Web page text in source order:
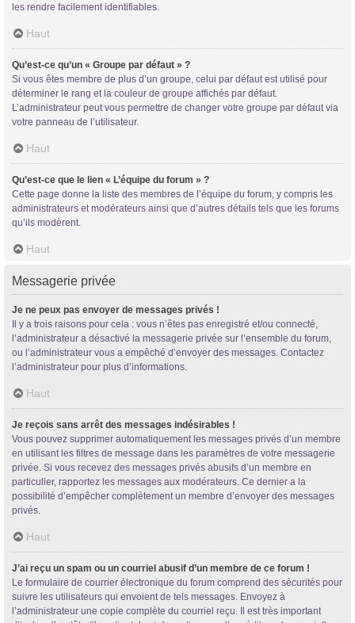
les rendre facilement identifiables.
Haut
Qu’est-ce qu’un « Groupe par défaut » ?
Si vous êtes membre de plus d’un groupe, celui par défaut est utilisé pour
déterminer le rang et la couleur de groupe affichés par défaut.
L’administrateur peut vous permettre de changer votre groupe par défaut via
votre panneau de l’utilisateur.
Haut
Qu’est-ce que le lien « L’équipe du forum » ?
Cette page donne la liste des membres de l’équipe du forum, y compris les
administrateurs et modérateurs ainsi que d’autres détails tels que les forums
qu’ils modèrent.
Haut
Messagerie privée
Je ne peux pas envoyer de messages privés !
Il y a trois raisons pour cela : vous n’êtes pas enregistré et/ou connecté,
l’administrateur a désactivé la messagerie privée sur l’ensemble du forum,
ou l’administrateur vous a empêché d’envoyer des messages. Contactez
l’administrateur pour plus d’informations.
Haut
Je reçois sans arrêt des messages indésirables !
Vous pouvez supprimer automatiquement les messages privés d’un membre
en utilisant les filtres de message dans les paramètres de votre messagerie
privée. Si vous recevez des messages privés abusifs d’un membre en
particulier, rapportez les messages aux modérateurs. Ce dernier a la
possibilité d’empêcher complètement un membre d’envoyer des messages
privés.
Haut
J’ai reçu un spam ou un courriel abusif d’un membre de ce forum !
Le formulaire de courrier électronique du forum comprend des sécurités pour
suivre les utilisateurs qui envoient de tels messages. Envoyez à
l’administrateur une copie complète du courriel reçu. Il est très important